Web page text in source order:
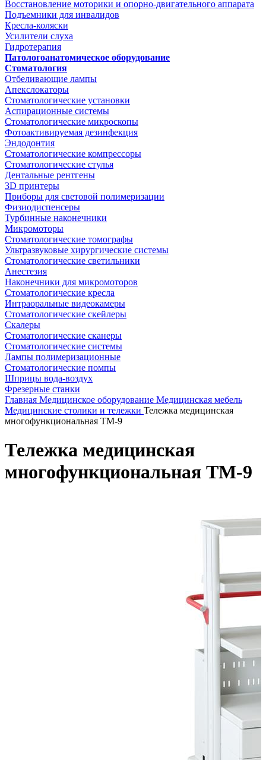
Восстановление моторики и опорно-двигательного аппарата
Подъемники для инвалидов
Кресла-коляски
Усилители слуха
Гидротерапия
Патологоанатомическое оборудование
Стоматология
Отбеливающие лампы
Апекслокаторы
Стоматологические установки
Аспирационные системы
Стоматологические микроскопы
Фотоактивируемая дезинфекция
Эндодонтия
Стоматологические компрессоры
Стоматологические стулья
Дентальные рентгены
3D принтеры
Приборы для световой полимеризации
Физиодиспенсеры
Турбинные наконечники
Микромоторы
Стоматологические томографы
Ультразвуковые хирургические системы
Стоматологические светильники
Анестезия
Наконечники для микромоторов
Стоматологические кресла
Интраоральные видеокамеры
Стоматологические скейлеры
Скалеры
Стоматологические сканеры
Стоматологические системы
Лампы полимеризационные
Стоматологические помпы
Шприцы вода-воздух
Фрезерные станки
Главная Медицинское оборудование Медицинская мебель
Медицинские столики и тележки Тележка медицинская
многофункциональная ТМ-9
Тележка медицинская
многофункциональная ТМ-9